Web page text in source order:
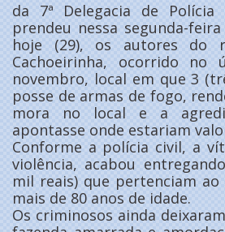
da 7ª Delegacia de Polícia
prendeu nessa segunda-
hoje (29), os autores do
Cachoeirinha, ocorrido
novembro, local em que 3
posse de armas de fogo,
mora no local e a
apontasse onde estariam
Conforme a polícia civil, a
violência, acabou
mil reais) que pertenciam
mais de 80 anos de idade.
Os criminosos ainda